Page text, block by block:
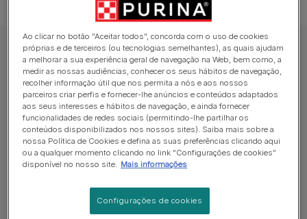
PRO PLAN Ração seca para gato
PRO PLAN LIVECLEAR Sterilised Adulto 1+
Rico em Peru
Average:4 (2votes)
Formatos disponíveis: 1,4kg 2,8kg 7kg
Alimento completo para gatos adultos esterilizados
com mais de 1 ano, rico em peru.
Ao clicar no botão "Aceitar todos", concorda com o uso de cookies
próprias e de terceiros (ou tecnologias semelhantes), as quais ajudam
a melhorar a sua experiência geral de navegação na Web, bem como, a
medir as nossas audiências, conhecer os seus hábitos de navegação,
recolher informação útil que nos permita a nós e aos nossos
parceiros criar perfis e fornecer-lhe anúncios e conteúdos adaptados
aos seus interesses e hábitos de navegação, e ainda fornecer
funcionalidades de redes sociais (permitindo-lhe partilhar os
conteúdos disponibilizados nos nossos sites). Saiba mais sobre a
nossa Política de Cookies e defina as suas preferências clicando aqui
ou a qualquer momento clicando no link "Configurações de cookies"
disponível no nosso site. Mais informações
Configurações de cookies